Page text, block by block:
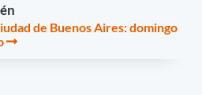
de Buenos Aires: domingo